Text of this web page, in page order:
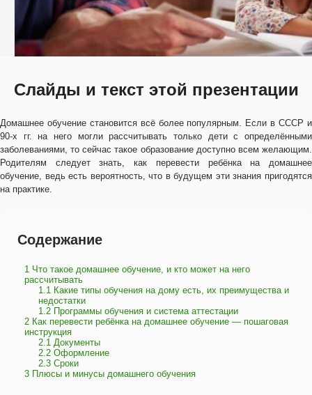
Слайды и текст этой презентации
Домашнее обучение становится всё более популярным. Если в СССР и
90-х гг. на него могли рассчитывать только дети с определёнными
заболеваниями, то сейчас такое образование доступно всем желающим.
Родителям следует знать, как перевести ребёнка на домашнее
обучение, ведь есть вероятность, что в будущем эти знания пригодятся
на практике.
Содержание
1 Что такое домашнее обучение, и кто может на него
рассчитывать
1.1 Какие типы обучения на дому есть, их преимущества и
недостатки
1.2 Программы обучения и система аттестации
2 Как перевести ребёнка на домашнее обучение — пошаговая
инструкция
2.1 Документы
2.2 Оформление
2.3 Сроки
3 Плюсы и минусы домашнего обучения